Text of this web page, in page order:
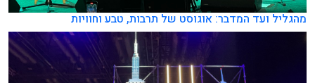
מהגליל ועד המדבר: אוגוסט של תרבות, טבע וחוויות